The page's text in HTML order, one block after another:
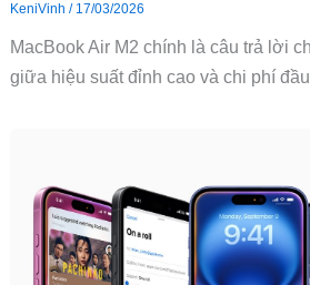
KeniVinh / 17/03/2026
MacBook Air M2 chính là câu trả lời
giữa hiệu suất đỉnh cao và chi phí